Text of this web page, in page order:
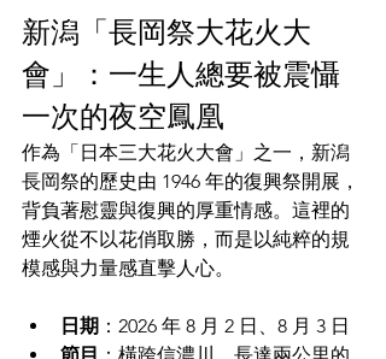
新潟「長岡祭大花火大
會」：一生人總要被震懾
一次的夜空鳳凰
作為「日本三大花火大會」之一，新潟
長岡祭的歷史由 1946 年的復興祭開展，
背負著慰靈與復興的厚重情感。這裡的
煙火從不以花俏取勝，而是以純粹的規
模感與力量感直擊人心。
日期 ：2026 年 8 月 2 日、8 月 3 日